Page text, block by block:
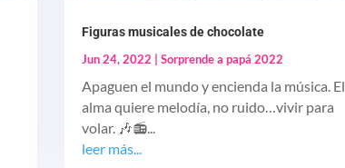
Figuras musicales de chocolate
Jun 24, 2022
Sorprende a papá 2022
Apaguen el mundo y encienda la música. El
alma quiere melodía, no ruido…vivir para
volar. 🎶📻...
leer más...